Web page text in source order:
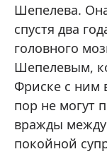
Шепелева.
спустя два
головного
Шепелевым,
Фриске с ним
пор не могут
вражды
покойной